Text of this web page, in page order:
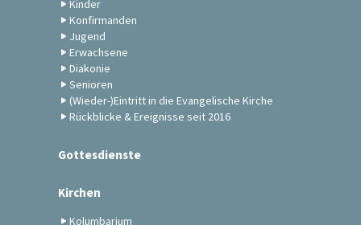
Kinder
Konfirmanden
Jugend
Erwachsene
Diakonie
Senioren
(Wieder-)Eintritt in die Evangelische Kirche
Rückblicke & Ereignisse seit 2016
Gottesdienste
Kirchen
Kolumbarium